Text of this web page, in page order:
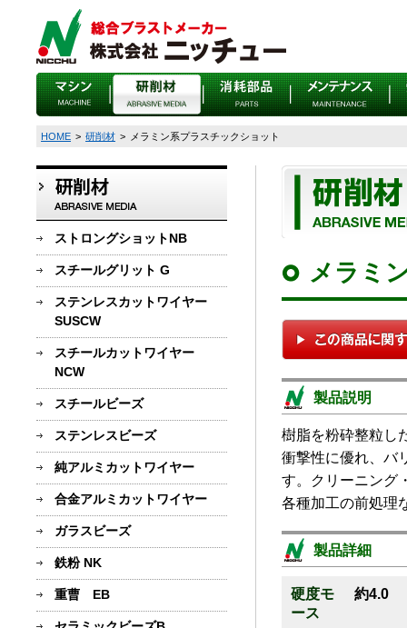
HOME > 研削材 > メラミン系プラスチックショット
ストロングショットNB
スチールグリット G
ステンレスカットワイヤー
SUSCW
スチールカットワイヤー
NCW
スチールビーズ
ステンレスビーズ
純アルミカットワイヤー
合金アルミカットワイヤー
ガラスビーズ
鉄粉 NK
重曹 EB
メラミ
製品説明
樹脂を粉砕整粒し
衝撃性に優れ、バ
す。クリーニング
各種加工の前処理
製品詳細
硬度モ
ース
約4.0